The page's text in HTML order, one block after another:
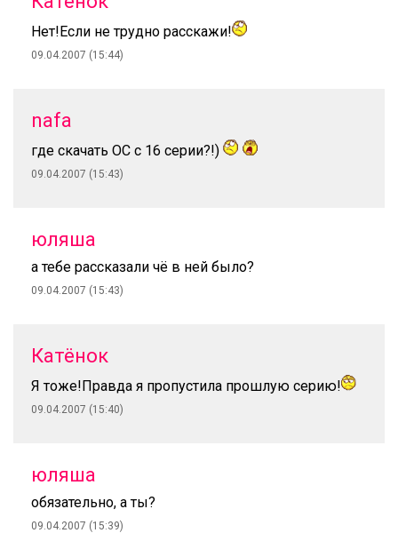
Нет!Если не трудно расскажи!
09.04.2007 (15:44)
nafa
где скачать ОС с 16 серии?!)
09.04.2007 (15:43)
юляша
а тебе рассказали чё в ней было?
09.04.2007 (15:43)
Катёнок
Я тоже!Правда я пропустила прошлую серию!
09.04.2007 (15:40)
юляша
обязательно, а ты?
09.04.2007 (15:39)